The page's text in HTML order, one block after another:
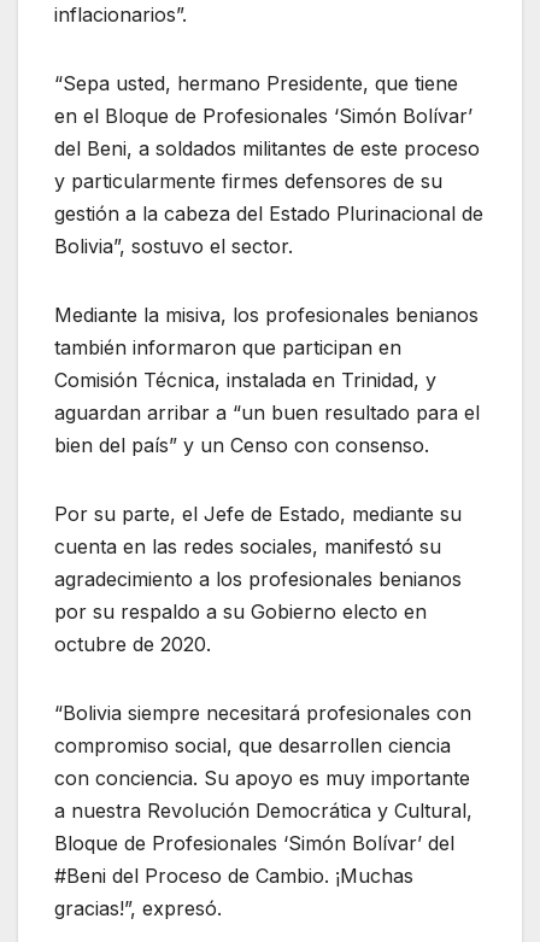
inflacionarios”.
“Sepa usted, hermano Presidente, que tiene
en el Bloque de Profesionales ‘Simón Bolívar’
del Beni, a soldados militantes de este proceso
y particularmente firmes defensores de su
gestión a la cabeza del Estado Plurinacional de
Bolivia”, sostuvo el sector.
Mediante la misiva, los profesionales benianos
también informaron que participan en
Comisión Técnica, instalada en Trinidad, y
aguardan arribar a “un buen resultado para el
bien del país” y un Censo con consenso.
Por su parte, el Jefe de Estado, mediante su
cuenta en las redes sociales, manifestó su
agradecimiento a los profesionales benianos
por su respaldo a su Gobierno electo en
octubre de 2020.
“Bolivia siempre necesitará profesionales con
compromiso social, que desarrollen ciencia
con conciencia. Su apoyo es muy importante
a nuestra Revolución Democrática y Cultural,
Bloque de Profesionales ‘Simón Bolívar’ del
#Beni del Proceso de Cambio. ¡Muchas
gracias!”, expresó.